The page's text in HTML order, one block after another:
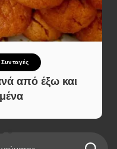
Συνταγές
από έξω και